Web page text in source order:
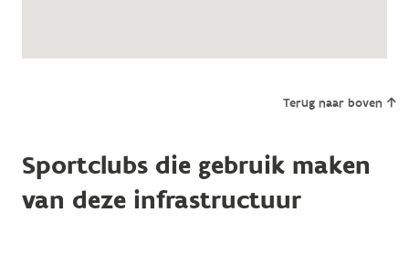
Terug naar boven
Sportclubs die gebruik maken
van deze infrastructuur